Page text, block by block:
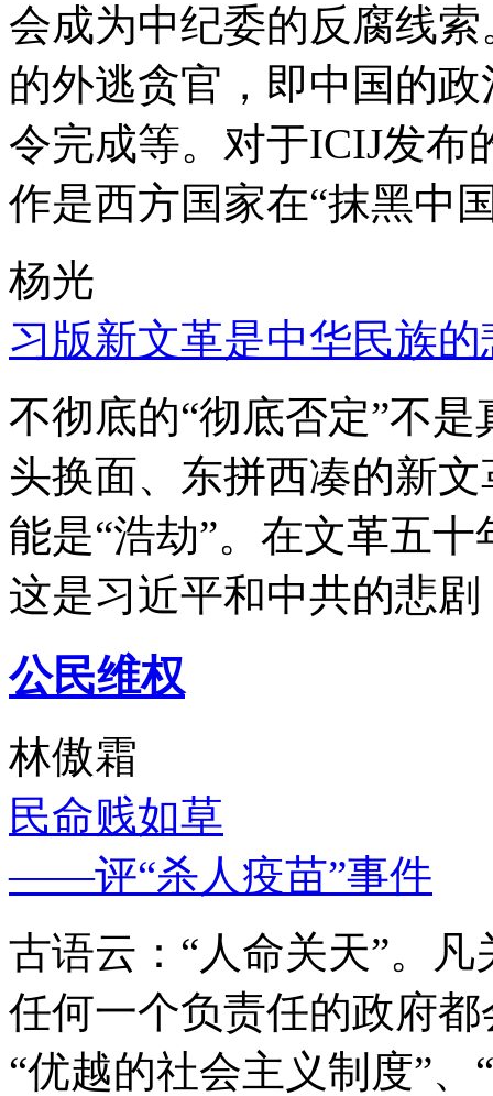
会成为中纪委的反腐线
的外逃贪官，即中国的
令完成等。对于ICIJ发布
作是西方国家在“抹黑中
杨光
习版新文革是中华民族的
不彻底的“彻底否定”不
头换面、东拼西凑的新
能是“浩劫”。在文革五
这是习近平和中共的悲
公民维权
林傲霜
民命贱如草
——评“杀人疫苗”事件
古语云：“人命关天”。
任何一个负责任的政府
“优越的社会主义制度”